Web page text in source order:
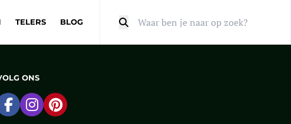
TELERS BLOG
ONS
Ga naar Facebook
Ga naar Instagram
Ga naar Pinterest